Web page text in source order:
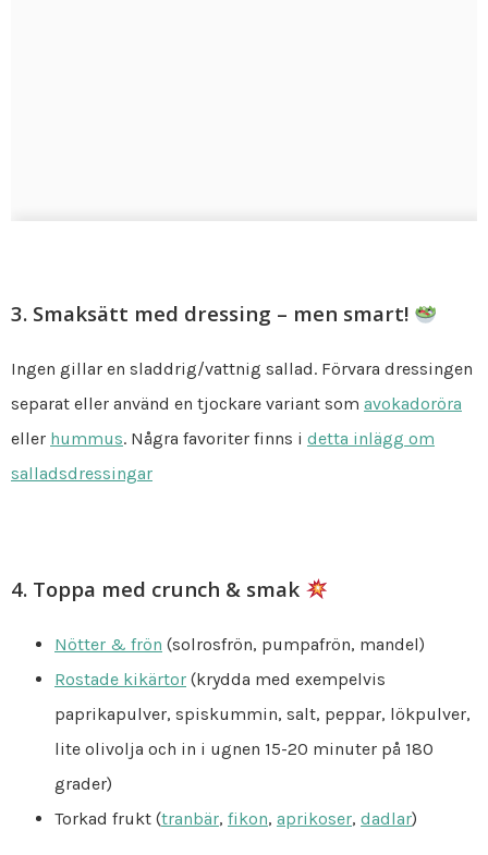
3. Smaksätt med dressing – men smart!
Ingen gillar en sladdrig/vattnig sallad. Förvara dressingen
separat eller använd en tjockare variant som avokadoröra
eller hummus. Några favoriter finns i detta inlägg om
salladsdressingar
4. Toppa med crunch & smak
Nötter & frön (solrosfrön, pumpafrön, mandel)
Rostade kikärtor (krydda med exempelvis
paprikapulver, spiskummin, salt, peppar, lökpulver,
lite olivolja och in i ugnen 15-20 minuter på 180
grader)
Torkad frukt (tranbär, fikon, aprikoser, dadlar)